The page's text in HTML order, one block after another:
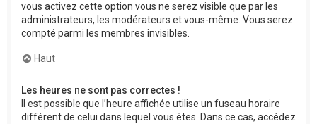
vous activez cette option vous ne serez visible que par les
administrateurs, les modérateurs et vous-même. Vous serez
compté parmi les membres invisibles.
Haut
Les heures ne sont pas correctes !
Il est possible que l’heure affichée utilise un fuseau horaire
différent de celui dans lequel vous êtes. Dans ce cas, accédez